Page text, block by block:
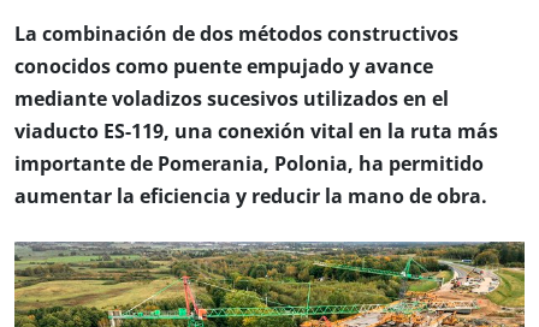
La combinación de dos métodos constructivos
conocidos como puente empujado y avance
mediante voladizos sucesivos utilizados en el
viaducto ES-119, una conexión vital en la ruta más
importante de Pomerania, Polonia, ha permitido
aumentar la eficiencia y reducir la mano de obra.